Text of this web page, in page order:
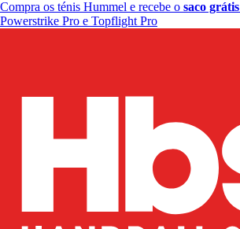
Compra os ténis Hummel e recebe o saco grátis
Powerstrike Pro e Topflight Pro